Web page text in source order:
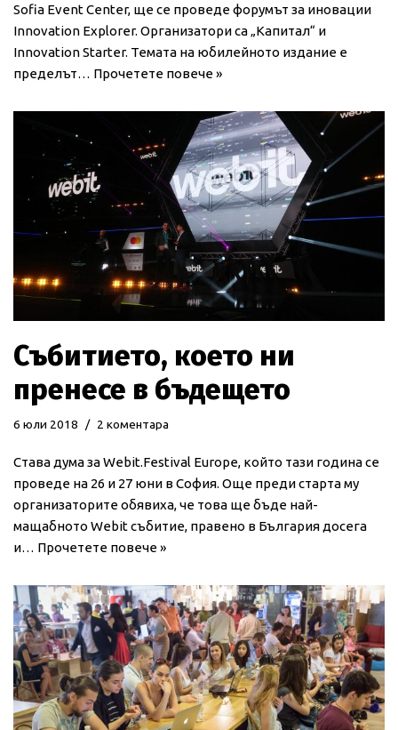
Sofia Event Center, ще се проведе форумът за иновации
Innovation Explorer. Организатори са „Капитал“ и
Innovation Starter. Темата на юбилейното издание е
пределът… Прочетете повече »
Събитието, което ни
пренесе в бъдещето
6 юли 2018 2 коментара
Става дума за Webit.Festival Europe, който тази година се
проведе на 26 и 27 юни в София. Още преди старта му
организаторите обявиха, че това ще бъде най-
мащабното Webit събитие, правено в България досега
и… Прочетете повече »